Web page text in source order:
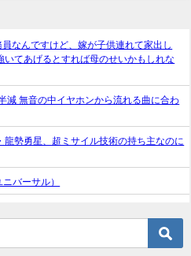
なんですけど、嫁が子供連れて家出し
てあげるとすれば母のせいかもしれな
減 無音の中イヤホンから流れる曲に合わ
龍勢勇星、超ミサイル技術の持ち主なのに
バーサル）
情報